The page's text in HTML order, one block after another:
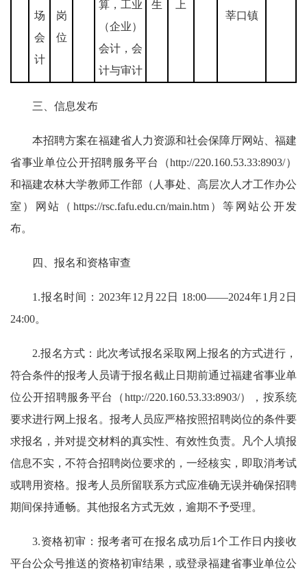
场
会
计
岗
位
算，工业
（企业）
会计，会
计与审计
生
上
莘口镇
三、信息发布
本招聘方案在福建省人力资源和社会保障厅网站、福建
省事业单位公开招聘服务平台（http://220.160.53.33:8903/）
和福建农林大学教师工作部（人事处、高层次人才工作办公
室）网站（https://rsc.fafu.edu.cn/main.htm）等网站公开发
布。
四、报名和资格审查
1.报名时间：2023年12月22日 18:00——2024年1月2日
24:00。
2.报名方式：此次考试报名采取网上报名的方式进行，
符合条件的报考人员请于报名截止日期前通过福建省事业单
位公开招聘服务平台（http://220.160.53.33:8903/），按系统
要求进行网上报名。报考人员应严格按照招聘岗位的条件要
求报名，并对提交材料的真实性、有效性负责。凡个人填报
信息不实，不符合招聘岗位要求的，一经核实，即取消考试
或聘用资格。报考人员所留联系方式应准确无误并确保招聘
期间保持通畅。其他报名方式无效，逾期不予受理。
3.资格初审：报考者可在报名成功后1个工作日内接收
平台公众号推送的资格初审结果，或登录福建省事业单位公